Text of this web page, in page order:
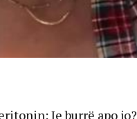
Je burrë apo jo?